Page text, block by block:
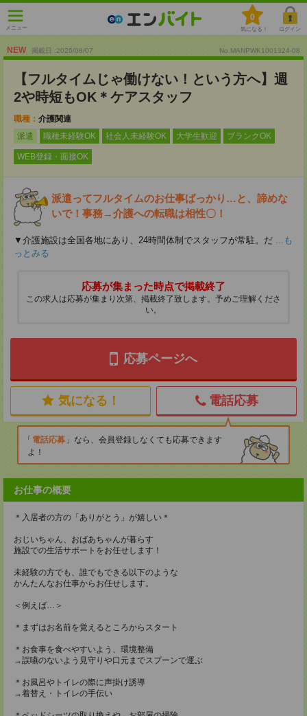
メニュー
0
気になる！ ログイン
NEW 掲載日 :2026/08/07 No.MANPWK1001324-08
【フルタイムじゃ働けない！という方へ】週
2や時短もOK＊ケアスタッフ
職種： 介護関連
派遣
職種未経験OK 社会人未経験OK 大学生歓迎 ブランクOK
WEB登録・面接OK
派遣ってフルタイムのお仕事ばっかり…と、諦めな
いで！事務→介護への転職は相性〇！
▼介護施設は全国各地にあり、24時間体制でスタッフが常駐。だ ...も
っとみる
応募が集まった時点で掲載終了
この求人は応募が集まり次第、掲載終了致します。予めご理解くださ
い。
応募ページへ
気になる！ 電話応募
電話応募
なら、会員登録しなくても応募できます
よ！
お仕事の概要
＊入居者の方の「ありがとう」が嬉しい＊
おじいちゃん、おばあちゃんが暮らす
施設での生活サポートをお任せします！
未経験の方でも、誰でもできる以下のような
かんたんなお仕事からお任せします。
＜例えば…＞
＊まずはお名前を覚えるところからスタート
＊お食事を食べやすいよう、環境整備
→誤嚥のないよう見守りや口元までスプーンで運ぶ
＊お風呂やトイレの際に声掛け誘導
→着替え・トイレの手伝い